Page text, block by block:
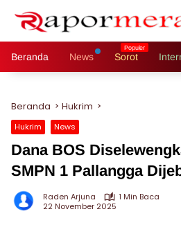
Beranda News Sorot
Beranda Hukrim
Hukrim News
Dana BOS
SMPN 1 Pallangga
Raden Arjuna
1 Min Baca
22 November 2025